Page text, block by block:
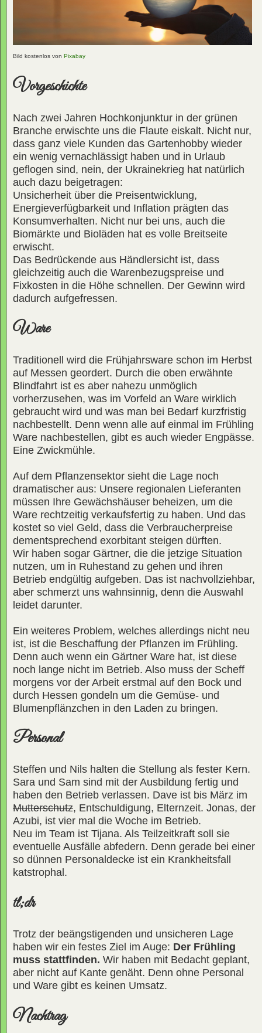
Bild kostenlos von Pixabay
Vorgeschichte
Nach zwei Jahren Hochkonjunktur in der grünen
Branche erwischte uns die Flaute eiskalt. Nicht nur,
dass ganz viele Kunden das Gartenhobby wieder
ein wenig vernachlässigt haben und in Urlaub
geflogen sind, nein, der Ukrainekrieg hat natürlich
auch dazu beigetragen:
Unsicherheit über die Preisentwicklung,
Energieverfügbarkeit und Inflation prägten das
Konsumverhalten. Nicht nur bei uns, auch die
Biomärkte und Bioläden hat es volle Breitseite
erwischt.
Das Bedrückende aus Händlersicht ist, dass
gleichzeitig auch die Warenbezugspreise und
Fixkosten in die Höhe schnellen. Der Gewinn wird
dadurch aufgefressen.
Ware
Traditionell wird die Frühjahrsware schon im Herbst
auf Messen geordert. Durch die oben erwähnte
Blindfahrt ist es aber nahezu unmöglich
vorherzusehen, was im Vorfeld an Ware wirklich
gebraucht wird und was man bei Bedarf kurzfristig
nachbestellt. Denn wenn alle auf einmal im Frühling
Ware nachbestellen, gibt es auch wieder Engpässe.
Eine Zwickmühle.
Auf dem Pflanzensektor sieht die Lage noch
dramatischer aus: Unsere regionalen Lieferanten
müssen Ihre Gewächshäuser beheizen, um die
Ware rechtzeitig verkaufsfertig zu haben. Und das
kostet so viel Geld, dass die Verbraucherpreise
dementsprechend exorbitant steigen dürften.
Wir haben sogar Gärtner, die die jetzige Situation
nutzen, um in Ruhestand zu gehen und ihren
Betrieb endgültig aufgeben. Das ist nachvollziehbar,
aber schmerzt uns wahnsinnig, denn die Auswahl
leidet darunter.
Ein weiteres Problem, welches allerdings nicht neu
ist, ist die Beschaffung der Pflanzen im Frühling.
Denn auch wenn ein Gärtner Ware hat, ist diese
noch lange nicht im Betrieb. Also muss der Scheff
morgens vor der Arbeit erstmal auf den Bock und
durch Hessen gondeln um die Gemüse- und
Blumenpflänzchen in den Laden zu bringen.
Personal
Steffen und Nils halten die Stellung als fester Kern.
Sara und Sam sind mit der Ausbildung fertig und
haben den Betrieb verlassen. Dave ist bis März im
Mutterschutz, Entschuldigung, Elternzeit. Jonas, der
Azubi, ist vier mal die Woche im Betrieb.
Neu im Team ist Tijana. Als Teilzeitkraft soll sie
eventuelle Ausfälle abfedern. Denn gerade bei einer
so dünnen Personaldecke ist ein Krankheitsfall
katstrophal.
tl;dr
Trotz der beängstigenden und unsicheren Lage
haben wir ein festes Ziel im Auge: Der Frühling
muss stattfinden. Wir haben mit Bedacht geplant,
aber nicht auf Kante genäht. Denn ohne Personal
und Ware gibt es keinen Umsatz.
Nachtrag